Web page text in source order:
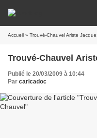
Accueil » Trouvé-Chauvel Ariste
Trouvé-Chauvel
Publié le 20/03/2009 à 10:44
Par caricadoc